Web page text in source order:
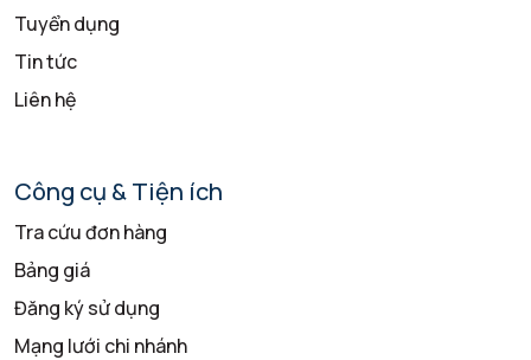
Tuyển dụng
Tin tức
Liên hệ
Công cụ & Tiện ích
Tra cứu đơn hàng
Bảng giá
Đăng ký sử dụng
Mạng lưới chi nhánh